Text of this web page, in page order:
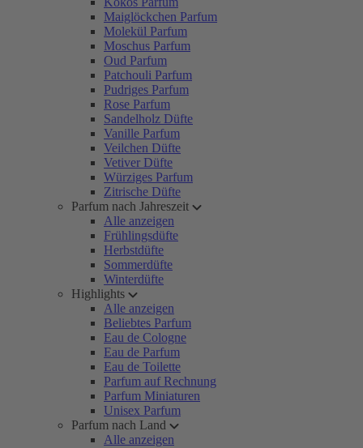
Maiglöckchen Parfum
Molekül Parfum
Moschus Parfum
Oud Parfum
Patchouli Parfum
Pudriges Parfum
Rose Parfum
Sandelholz Düfte
Vanille Parfum
Veilchen Düfte
Vetiver Düfte
Würziges Parfum
Zitrische Düfte
Parfum nach Jahreszeit
Alle anzeigen
Frühlingsdüfte
Herbstdüfte
Sommerdüfte
Winterdüfte
Highlights
Alle anzeigen
Beliebtes Parfum
Eau de Cologne
Eau de Parfum
Eau de Toilette
Parfum auf Rechnung
Parfum Miniaturen
Unisex Parfum
Parfum nach Land
Alle anzeigen